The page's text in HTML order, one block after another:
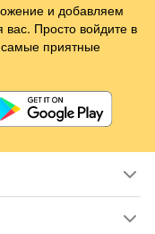
и добавляем
вас. Просто войдите в
самые приятные